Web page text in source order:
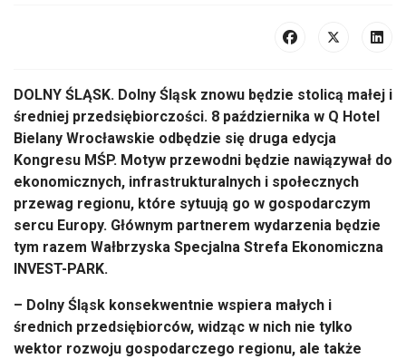
DOLNY ŚLĄSK. Dolny Śląsk znowu będzie stolicą małej i
średniej przedsiębiorczości. 8 października w Q Hotel
Bielany Wrocławskie odbędzie się druga edycja
Kongresu MŚP. Motyw przewodni będzie nawiązywał do
ekonomicznych, infrastrukturalnych i społecznych
przewag regionu, które sytuują go w gospodarczym
sercu Europy. Głównym partnerem wydarzenia będzie
tym razem Wałbrzyska Specjalna Strefa Ekonomiczna
INVEST-PARK.
– Dolny Śląsk konsekwentnie wspiera małych i
średnich przedsiębiorców, widząc w nich nie tylko
wektor rozwoju gospodarczego regionu, ale także